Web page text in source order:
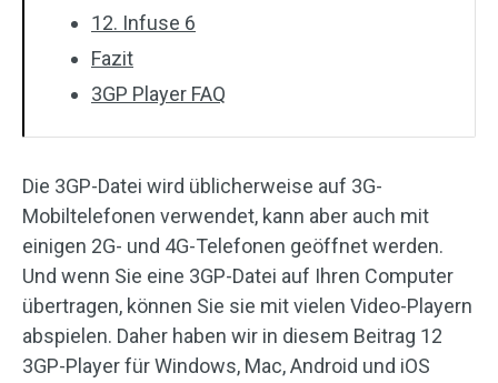
12. Infuse 6
Fazit
3GP Player FAQ
Die 3GP-Datei wird üblicherweise auf 3G-
Mobiltelefonen verwendet, kann aber auch mit
einigen 2G- und 4G-Telefonen geöffnet werden.
Und wenn Sie eine 3GP-Datei auf Ihren Computer
übertragen, können Sie sie mit vielen Video-Playern
abspielen. Daher haben wir in diesem Beitrag 12
3GP-Player für Windows, Mac, Android und iOS